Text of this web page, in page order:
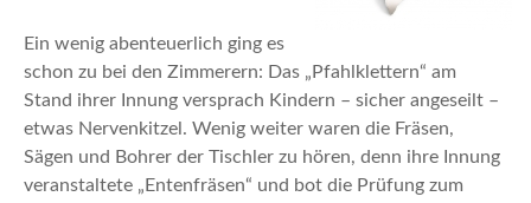
Ein wenig abenteuerlich ging es
schon zu bei den Zimmerern: Das „Pfahlklettern“ am
Stand ihrer Innung versprach Kindern – sicher angeseilt –
etwas Nervenkitzel. Wenig weiter waren die Fräsen,
Sägen und Bohrer der Tischler zu hören, denn ihre Innung
veranstaltete „Entenfräsen“ und bot die Prüfung zum